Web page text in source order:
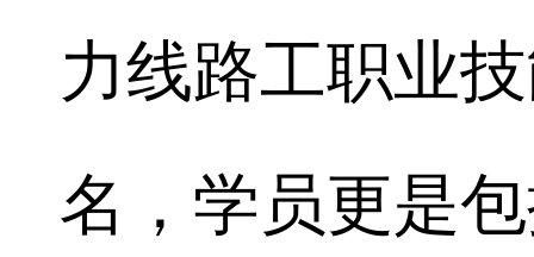
力线路工职业
名，学员更是